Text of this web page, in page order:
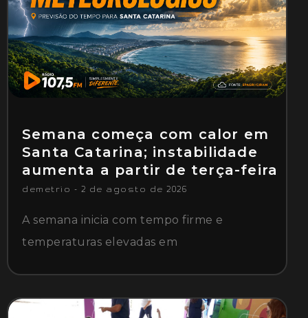
Semana começa com calor em
Santa Catarina; instabilidade
aumenta a partir de terça-feira
demetrio 2 de agosto de 2026
A semana inicia com tempo firme e
temperaturas elevadas em